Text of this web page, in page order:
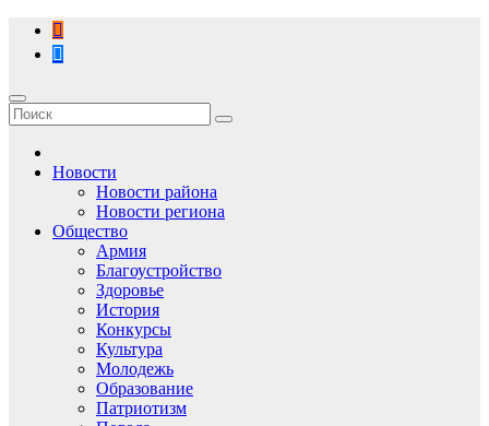
Перейти
содержимому
Новости
Новости района
Новости региона
Общество
Армия
Благоустройство
Здоровье
История
Конкурсы
Культура
Молодежь
Образование
Патриотизм